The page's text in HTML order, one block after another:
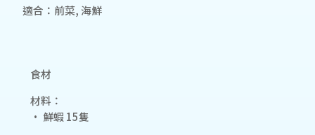
適合：前菜, 海鮮
食材
材料：
• 鮮蝦 15隻